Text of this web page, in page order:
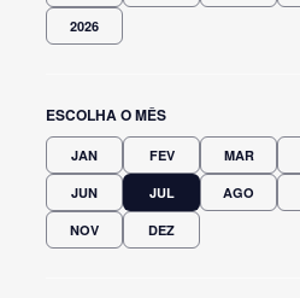
2026
ESCOLHA O MÊS
JAN FEV MAR
JUN JUL AGO
NOV DEZ